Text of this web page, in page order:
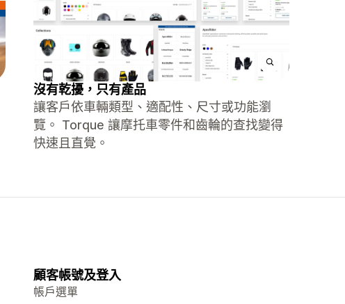
沒有乾擾，只有產品
讓客戶依車輛類型、適配性、尺寸或功能瀏
覽。 Torque 讓摩托車零件和齒輪的查找變得
快速且直覺。
顧客帳號及登入
帳戶選單